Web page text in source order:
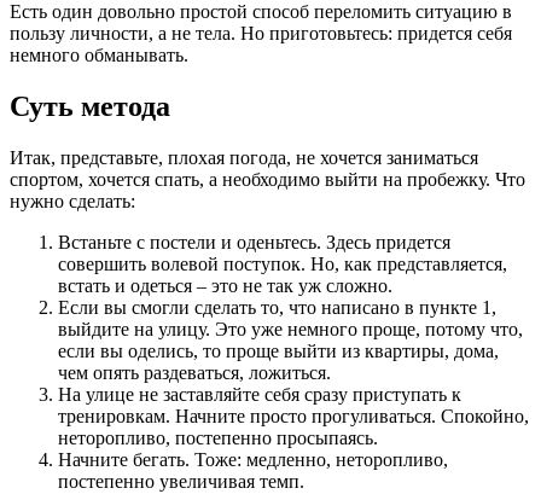
Есть один довольно простой способ переломить ситуацию в
пользу личности, а не тела. Но приготовьтесь: придется себя
немного обманывать.
Суть метода
Итак, представьте, плохая погода, не хочется заниматься
спортом, хочется спать, а необходимо выйти на пробежку. Что
нужно сделать:
Встаньте с постели и оденьтесь. Здесь придется
совершить волевой поступок. Но, как представляется,
встать и одеться – это не так уж сложно.
Если вы смогли сделать то, что написано в пункте 1,
выйдите на улицу. Это уже немного проще, потому что,
если вы оделись, то проще выйти из квартиры, дома,
чем опять раздеваться, ложиться.
На улице не заставляйте себя сразу приступать к
тренировкам. Начните просто прогуливаться. Спокойно,
неторопливо, постепенно просыпаясь.
Начните бегать. Тоже: медленно, неторопливо,
постепенно увеличивая темп.